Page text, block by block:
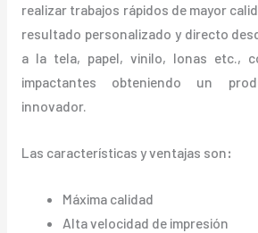
realizar trabajos rápidos de mayor
resultado personalizado y directo
a la tela, papel, vinilo, lonas etc.,
impactantes obteniendo un
innovador.
Las características y ventajas son:
Máxima calidad
Alta velocidad de impresión